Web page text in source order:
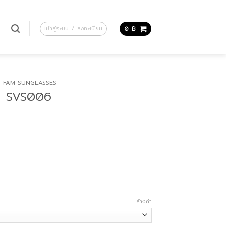
เข้าสู่ระบบ / ลงทะเบียน 0 ฿
FAM SUNGLASSES
ล้างค่า